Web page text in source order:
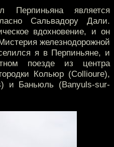
Перпиньяна является
Сальвадору Дали.
вдохновение, и он
железнодорожной
я в Перпиньяне, и
поезде из центра
Кольюр (Collioure),
и Баньюль (Banyuls-sur-